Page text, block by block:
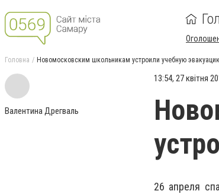
Головна Новомосковским школьникам устроили учебную
Валентина Дрегваль
13:54, 27 квітня
26 апреля